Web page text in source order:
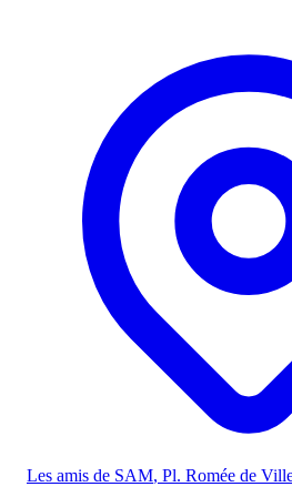
Les amis de SAM, Pl. Romée de